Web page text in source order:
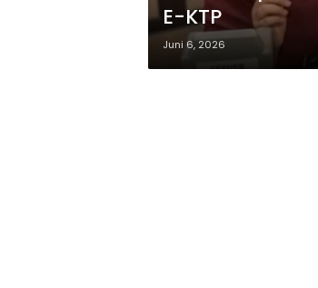
E-KTP
Juni 6, 2026